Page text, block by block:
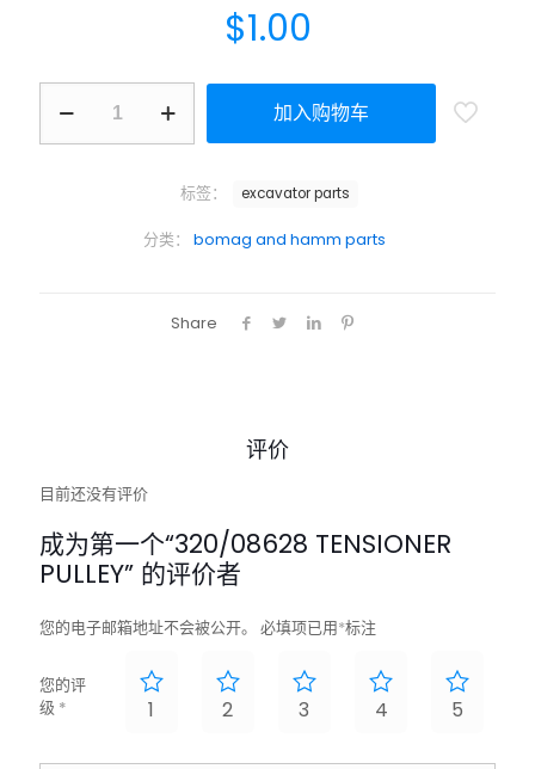
$1.00
加入购物车
分类： bomag and hamm parts
标签： excavator parts
Share
评价
目前还没有评价
成为第一个“320/08628 TENSIONER
PULLEY” 的评价者
您的电子邮箱地址不会被公开。 必填项已用*标注
您的评
级 * 1 2 3 4 5